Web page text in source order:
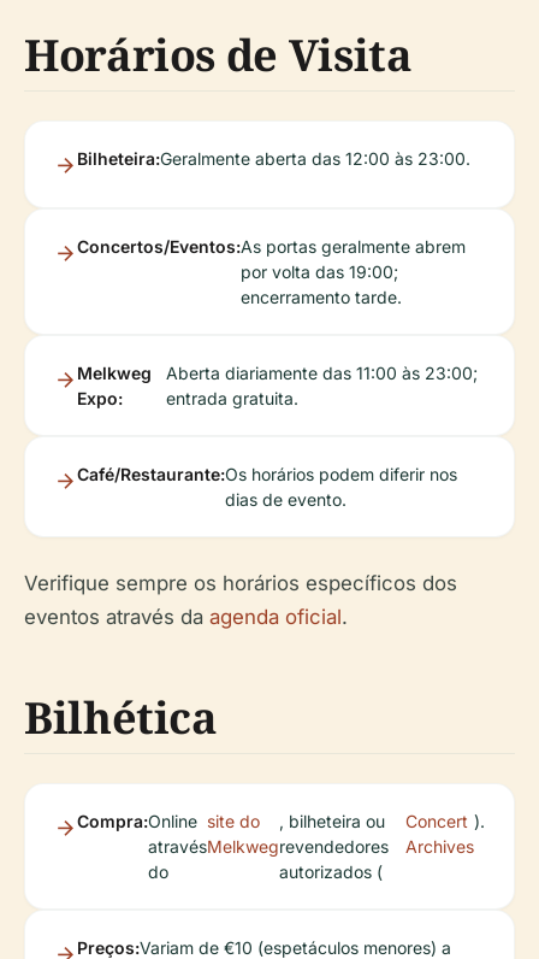
Horários de Visita
Bilheteira:Geralmente aberta das 12:00 às 23:00.
Concertos/Eventos:As portas geralmente abrem
por volta das 19:00;
encerramento tarde.
Melkweg
Expo:
Aberta diariamente das 11:00 às 23:00;
entrada gratuita.
Café/Restaurante:Os horários podem diferir nos
dias de evento.
Verifique sempre os horários específicos dos
eventos através da agenda oficial.
Bilhética
Compra:Online
através
do
site do
Melkweg
, bilheteira ou
revendedores
autorizados (
Concert
Archives
).
Preços:Variam de €10 (espetáculos menores) a